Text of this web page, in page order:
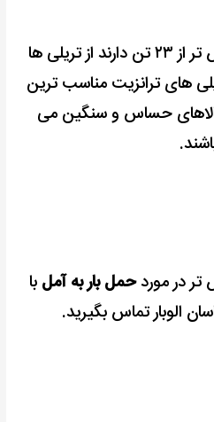
برای بارهایی که وزن بیش تر از ۲۳ تن دارند از تریلی ها
های ترانزیت مناسب ترین
حساس و سنگین می
در موردحمل بار به آمل با
الوبار تماس بگیرید.